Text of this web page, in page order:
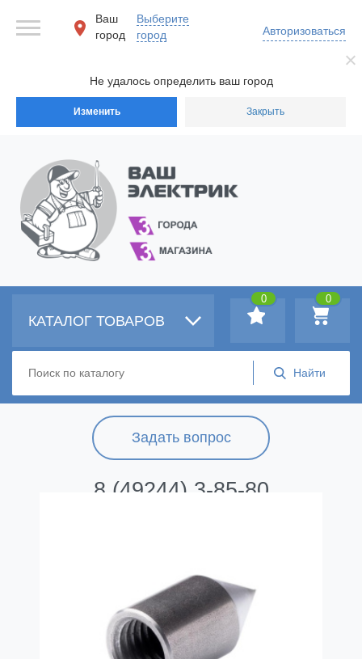
Не удалось определить ваш город
Изменить Закрыть
Ваш
город
Выберите
город
Авторизоваться
Задать вопрос
8 (49244) 3-85-80
КАТАЛОГ ТОВАРОВ
0
0